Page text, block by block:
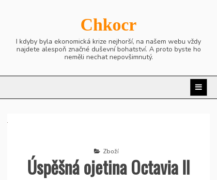
Chkocr
I kdyby byla ekonomická krize nejhorší, na našem webu vždy
najdete alespoň značné duševní bohatství. A proto byste ho
neměli nechat nepovšimnutý.
Zboží
Úspěšná ojetina Octavia II